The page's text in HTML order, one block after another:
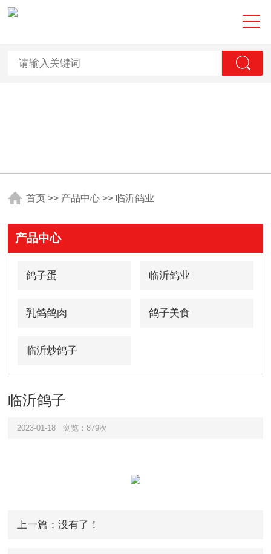
首页 >> 产品中心 >> 临沂鸽业
产品中心
鸽子蛋 临沂鸽业
乳鸽鸽肉 鸽子美食
临沂炒鸽子
临沂鸽子
2023-01-18 浏览：879次
上一篇：没有了！